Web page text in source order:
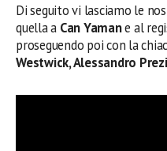
Di seguito vi lasciamo le
quella a Can Yamane al
proseguendo poi con la
Westwick, Alessandro